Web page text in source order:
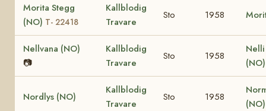
Morita Stegg
(NO) T- 22418
Kallblodig
Travare
Sto 1958
Nellvana (NO)
📷
Kallblodig
Travare
Sto 1958
(NO)
Nordlys (NO)
Kallblodig
Travare
Sto 1958